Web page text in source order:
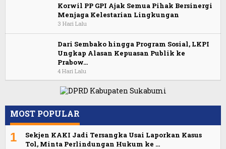
Korwil PP GPI Ajak Semua Pihak Bersinergi
Menjaga Kelestarian Lingkungan
3 Hari Lalu
Dari Sembako hingga Program Sosial, LKPI
Ungkap Alasan Kepuasan Publik ke
Prabow…
4 Hari Lalu
MOST POPULAR
1
Sekjen KAKI Jadi Tersangka Usai Laporkan Kasus
Tol, Minta Perlindungan Hukum ke …